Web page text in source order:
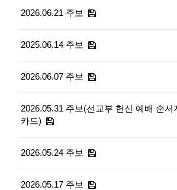
2026.06.21 주보
2025.06.14 주보
2026.06.07 주보
2026.05.31 주보(선교부 헌신 예배 순서
카드)
2026.05.24 주보
2026.05.17 주보